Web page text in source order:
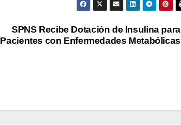
SPNS Recibe Dotación de Insulina para
Pacientes con Enfermedades Metabólicas